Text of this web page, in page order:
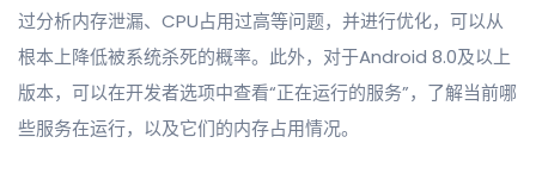
过分析内存泄漏、CPU占用过高等问题，并进行优化，可以从
根本上降低被系统杀死的概率。此外，对于Android 8.0及以上
版本，可以在开发者选项中查看“正在运行的服务”，了解当前哪
些服务在运行，以及它们的内存占用情况。